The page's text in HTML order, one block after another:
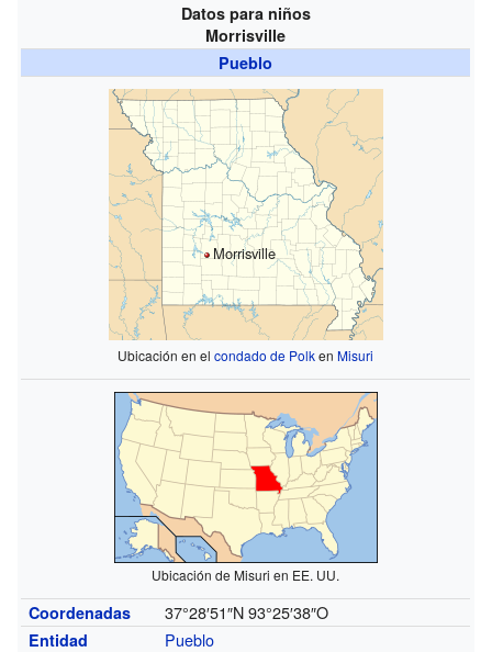
Datos para niños
Morrisville
Pueblo
Morrisville
Ubicación en elcondado de PolkenMisuri
Ubicación de Misuri en EE. UU.
Coordenadas 37°28′51″N 93°25′38″O
Entidad
Pueblo